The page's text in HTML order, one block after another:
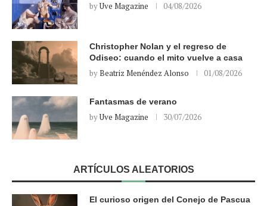
byUve Magazine 04/08/2026
Christopher Nolan y el regreso de
Odiseo: cuando el mito vuelve a casa
byBeatriz Menéndez Alonso 01/08/2026
Fantasmas de verano
byUve Magazine 30/07/2026
ARTÍCULOS ALEATORIOS
El curioso origen del Conejo de Pascua